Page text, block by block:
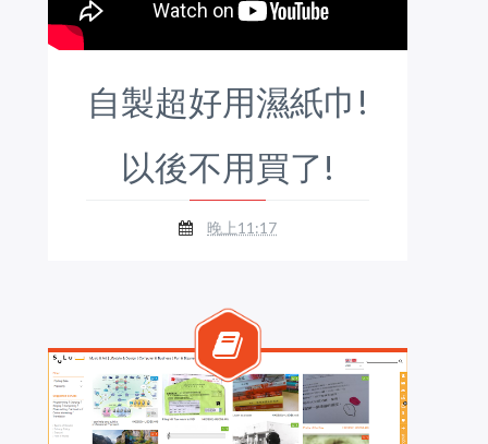
自製超好用濕紙巾!
以後不用買了!
晚上11:17